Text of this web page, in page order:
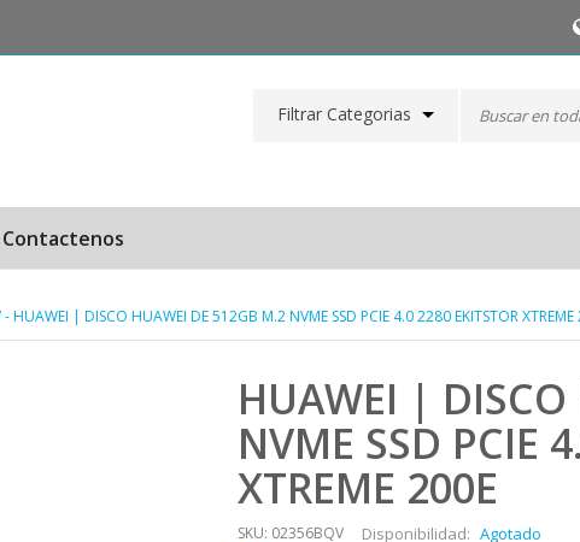
Filtrar Categorias
Contactenos
HUAWEI | DISCO HUAWEI DE 512GB M.2 NVME SSD PCIE 4.0 2280 EKITSTOR XTREME
HUAWEI |
NVME SSD PCIE
XTREME 200E
SKU: 02356BQV Disponibilidad: Agotado